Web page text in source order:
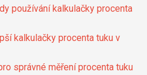
používání kalkulačky procenta
kalkulačky procenta tuku v
správné měření procenta tuku